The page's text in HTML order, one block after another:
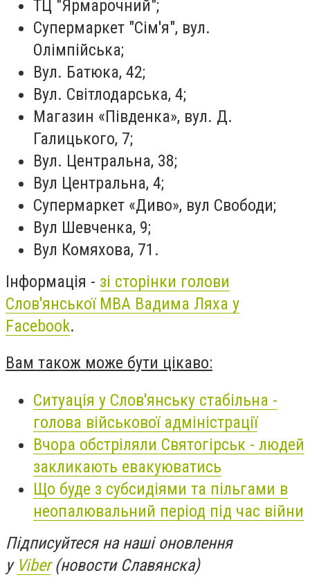
ТЦ "Ярмарочний";
Супермаркет "Сім'я", вул.
Олімпійська;
Вул. Батюка, 42;
Вул. Світлодарська, 4;
Магазин «Південка», вул. Д.
Галицького, 7;
Вул. Центральна, 38;
Вул Центральна, 4;
Супермаркет «Диво», вул Свободи;
Вул Шевченка, 9;
Вул Комяхова, 71.
Інформація - зі сторінки голови
Слов'янської МВА Вадима Ляха у
Facebook.
Вам також може бути цікаво:
Ситуація у Слов'янську стабільна -
голова військової адміністрації
Вчора обстріляли Святогірськ - людей
закликають евакуюватись
Що буде з субсидіями та пільгами в
неопалювальний період під час війни
Підписуйтеся на наші оновлення
у Viber(новости Славянска)